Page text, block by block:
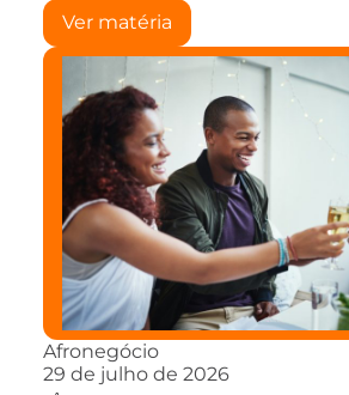
Ver matéria
Afronegócio
29 de julho de 2026